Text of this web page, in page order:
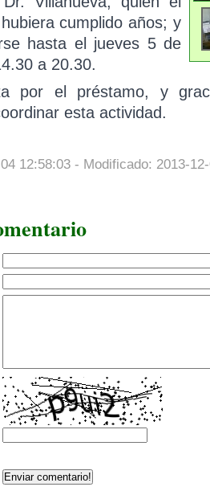
cumplido años; y
hasta el jueves 5 de
a 20.30.
por el préstamo, y
esta actividad.
12:58:03 - Modificado: 2013-